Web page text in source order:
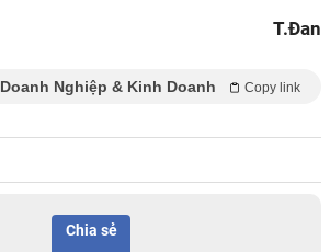
T.Đan
Doanh Nghiệp & Kinh Doanh Copy link
Chia sẻ